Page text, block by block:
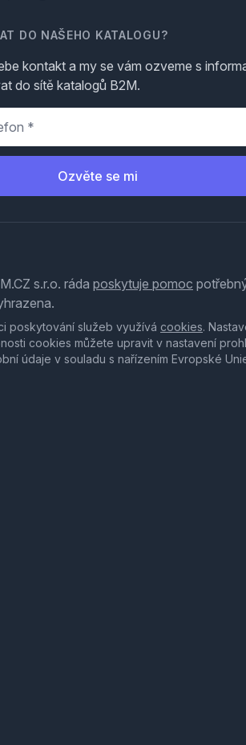
DO NAŠEHO KATALOGU?
kontakt a my se vám ozveme s
do sítě katalogů B2M.
Ozvěte se mi
s.r.o. ráda poskytuje pomoc
poskytování služeb využívá cookies.
cookies můžete upravit v nastavení
údaje v souladu s nařízením Evropské